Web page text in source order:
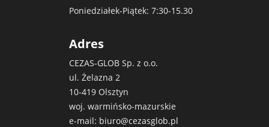
Poniedziałek-Piątek: 7:30-15.30
Adres
CEZAS-GLOB Sp. z o.o.
ul. Żelazna 2
10-419 Olsztyn
woj. warmińsko-mazurskie
e-mail: biuro@cezasglob.pl